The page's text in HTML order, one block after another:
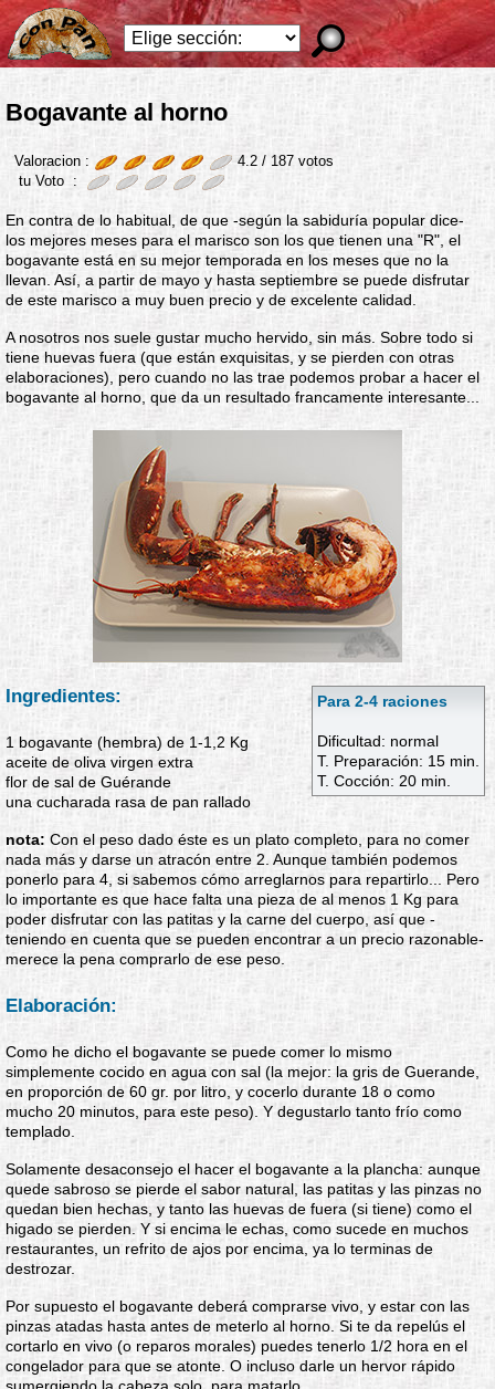
Bogavante al horno
Valoracion : 4.2 / 187 votos
tu Voto :
En contra de lo habitual, de que -según la sabiduría popular dice-
los mejores meses para el marisco son los que tienen una "R", el
bogavante está en su mejor temporada en los meses que no la
llevan. Así, a partir de mayo y hasta septiembre se puede disfrutar
de este marisco a muy buen precio y de excelente calidad.
A nosotros nos suele gustar mucho hervido, sin más. Sobre todo si
tiene huevas fuera (que están exquisitas, y se pierden con otras
elaboraciones), pero cuando no las trae podemos probar a hacer el
bogavante al horno, que da un resultado francamente interesante...
Para 2-4 raciones
Dificultad: normal
T. Preparación: 15 min.
T. Cocción: 20 min.
Ingredientes:
1 bogavante (hembra) de 1-1,2 Kg
aceite de oliva virgen extra
flor de sal de Guérande
una cucharada rasa de pan rallado
nota: Con el peso dado éste es un plato completo, para no comer
nada más y darse un atracón entre 2. Aunque también podemos
ponerlo para 4, si sabemos cómo arreglarnos para repartirlo... Pero
lo importante es que hace falta una pieza de al menos 1 Kg para
poder disfrutar con las patitas y la carne del cuerpo, así que -
teniendo en cuenta que se pueden encontrar a un precio razonable-
merece la pena comprarlo de ese peso.
Elaboración:
Como he dicho el bogavante se puede comer lo mismo
simplemente cocido en agua con sal (la mejor: la gris de Guerande,
en proporción de 60 gr. por litro, y cocerlo durante 18 o como
mucho 20 minutos, para este peso). Y degustarlo tanto frío como
templado.
Solamente desaconsejo el hacer el bogavante a la plancha: aunque
quede sabroso se pierde el sabor natural, las patitas y las pinzas no
quedan bien hechas, y tanto las huevas de fuera (si tiene) como el
higado se pierden. Y si encima le echas, como sucede en muchos
restaurantes, un refrito de ajos por encima, ya lo terminas de
destrozar.
Por supuesto el bogavante deberá comprarse vivo, y estar con las
pinzas atadas hasta antes de meterlo al horno. Si te da repelús el
cortarlo en vivo (o reparos morales) puedes tenerlo 1/2 hora en el
congelador para que se atonte. O incluso darle un hervor rápido